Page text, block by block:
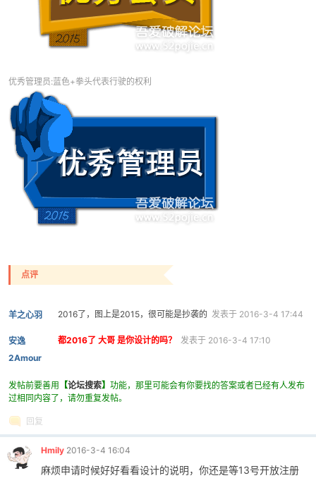
jie.
优秀管理员:蓝色+拳头代表行驶的权利
点评
羊之心羽 2016了，图上是2015，很可能是抄袭的 发表于 2016-3-4 17:44
安逸
2Amour
都2016了 大哥 是你设计的吗？ 发表于 2016-3-4 17:10
发帖前要善用 【论坛搜索】 功能，那里可能会有你要找的答案或者已经有人发布
过相同内容了，请勿重复发帖。
回复
Hmily 2016-3-4 16:04
麻烦申请时候好好看看设计的说明，你还是等13号开放注册